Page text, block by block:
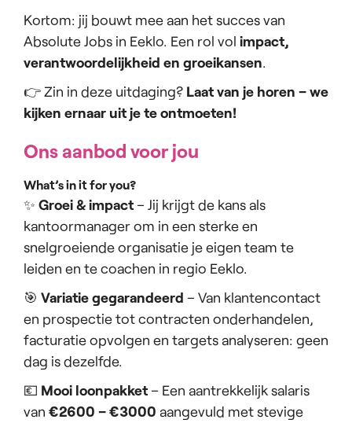
Kortom: jij bouwt mee aan het succes van
Absolute Jobs in Eeklo. Een rol vol impact,
verantwoordelijkheid en groeikansen.
👉 Zin in deze uitdaging? Laat van je horen – we
kijken ernaar uit je te ontmoeten!
Ons aanbod voor jou
What’s in it for you?
✨ Groei & impact – Jij krijgt de kans als
kantoormanager om in een sterke en
snelgroeiende organisatie je eigen team te
leiden en te coachen in regio Eeklo.
🎯 Variatie gegarandeerd – Van klantencontact
en prospectie tot contracten onderhandelen,
facturatie opvolgen en targets analyseren: geen
dag is dezelfde.
💶 Mooi loonpakket – Een aantrekkelijk salaris
van €2600 – €3000 aangevuld met stevige